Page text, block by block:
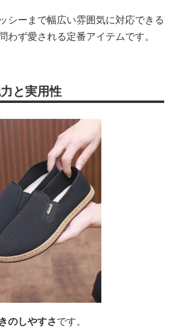
シーまで幅広い雰囲気に対応できる
わず愛される定番アイテムです。
と実用性
のしやすさです。